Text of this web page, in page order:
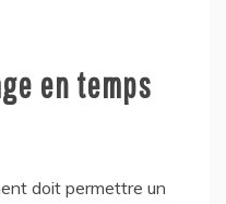
en temps
doit permettre un